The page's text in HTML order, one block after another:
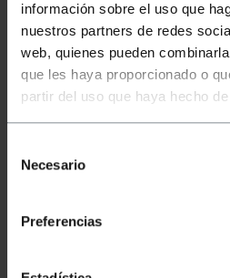
información sobre el uso que
nuestros partners de redes
web, quienes pueden
que les haya proporcionado o
partir del uso que haya hecho
Necesario
Preferencias
RG-316 type kabel met N-
Female-Inverted connector.
is als geslachtsadapter in
Male naar SMA-Male-Inverted
deze combinatie kan een
verkregen, ofwel N-Male/
Male/Female-Inverted. Met
802.11-compatibele
versterkingsverlies van de
en daarom is het werkelijke